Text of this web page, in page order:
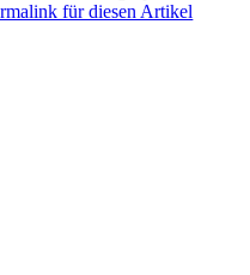
für diesen Artikel